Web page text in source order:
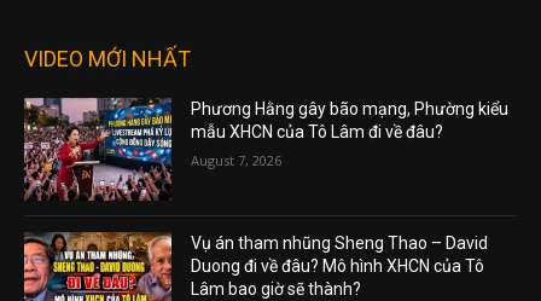
VIDEO MỚI NHẤT
Phương Hằng gây bão mạng, Phường kiểu
mẫu XHCN của Tô Lâm đi về đâu?
August 7, 2026
Vụ án tham nhũng Sheng Thao – David
Duong đi về đâu? Mô hình XHCN của Tô
Lâm bao giờ sẽ thành?